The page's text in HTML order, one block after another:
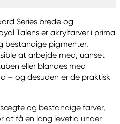
Series brede og
Talens er akrylfarver i prima
bestandige pigmenter.
at arbejde med, uanset
eller blandes med
– og desuden er de praktisk
og bestandige farver,
at få en lang levetid under